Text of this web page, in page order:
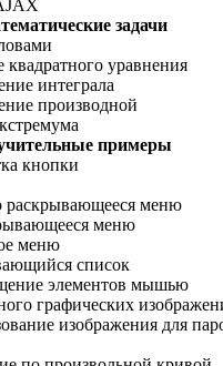
задачи
квадратного уравнения
интеграла
производной
примеры
кнопки
раскрывающееся меню
меню
меню
список
элементов мышью
графических
изображения для